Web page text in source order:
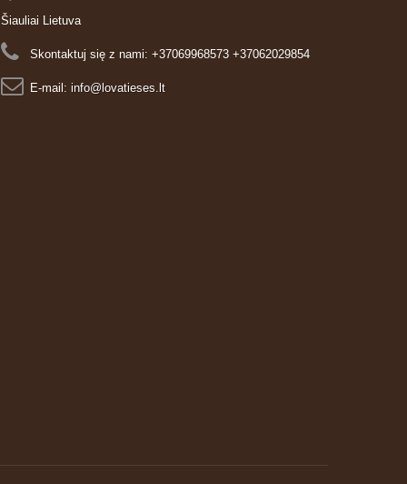
Šiauliai Lietuva
Skontaktuj się z nami: +37069968573 +37062029854
E-mail: info@lovatieses.lt